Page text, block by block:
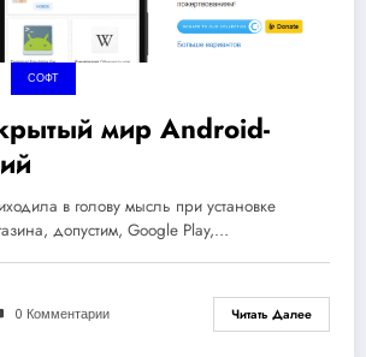
СОФТ
мир Android-
в голову мысль при установке
допустим, Google Play,…
0 Комментарии Читать Далее